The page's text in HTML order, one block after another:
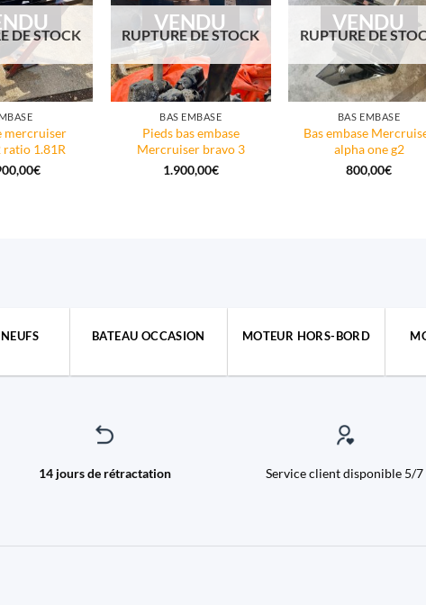
DE STOCK
mercruiser
ratio 1.81R
€
VENDU
RUPTURE DE STOCK
BAS EMBASE
Pieds bas embase
Mercruiser bravo 3
1.900,00€
VENDU
RUPTURE DE
BAS EMBASE
Bas embase
alpha one g2
800,00€
BATEAU OCCASION MOTEUR HORS-BORD
14 jours de rétractation Service client disponible 5/7